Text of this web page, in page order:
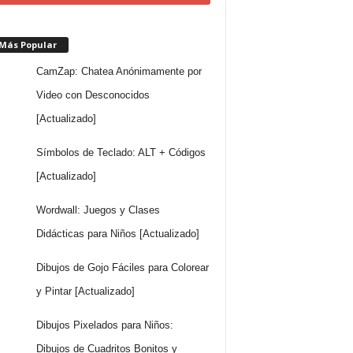
Popular
CamZap: Chatea Anónimamente por
Video con Desconocidos
[Actualizado]
Símbolos de Teclado: ALT + Códigos
[Actualizado]
Wordwall: Juegos y Clases
Didácticas para Niños [Actualizado]
Dibujos de Gojo Fáciles para Colorear
y Pintar [Actualizado]
Dibujos Pixelados para Niños:
Dibujos de Cuadritos Bonitos y